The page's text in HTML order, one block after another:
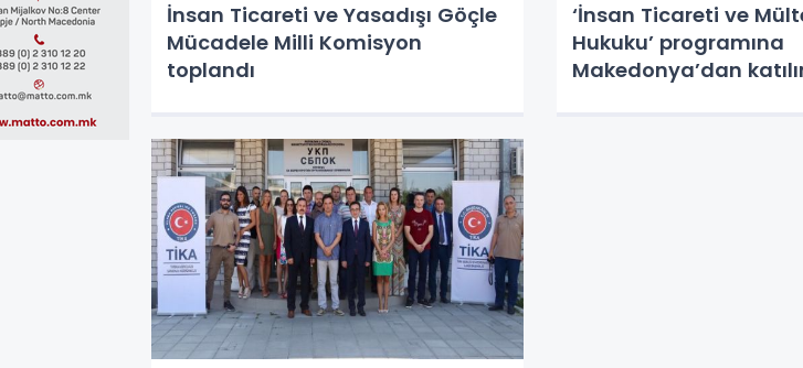
İnsan Ticareti ve Yasadışı Göçle
Mücadele Milli Komisyon
toplandı
‘İnsan Ticareti ve
Hukuku’ programına
Makedonya’dan